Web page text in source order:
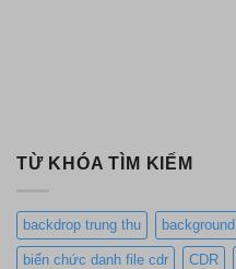
TỪ KHÓA TÌM KIẾM
backdrop trung thu background
biển chức danh file cdr CDR